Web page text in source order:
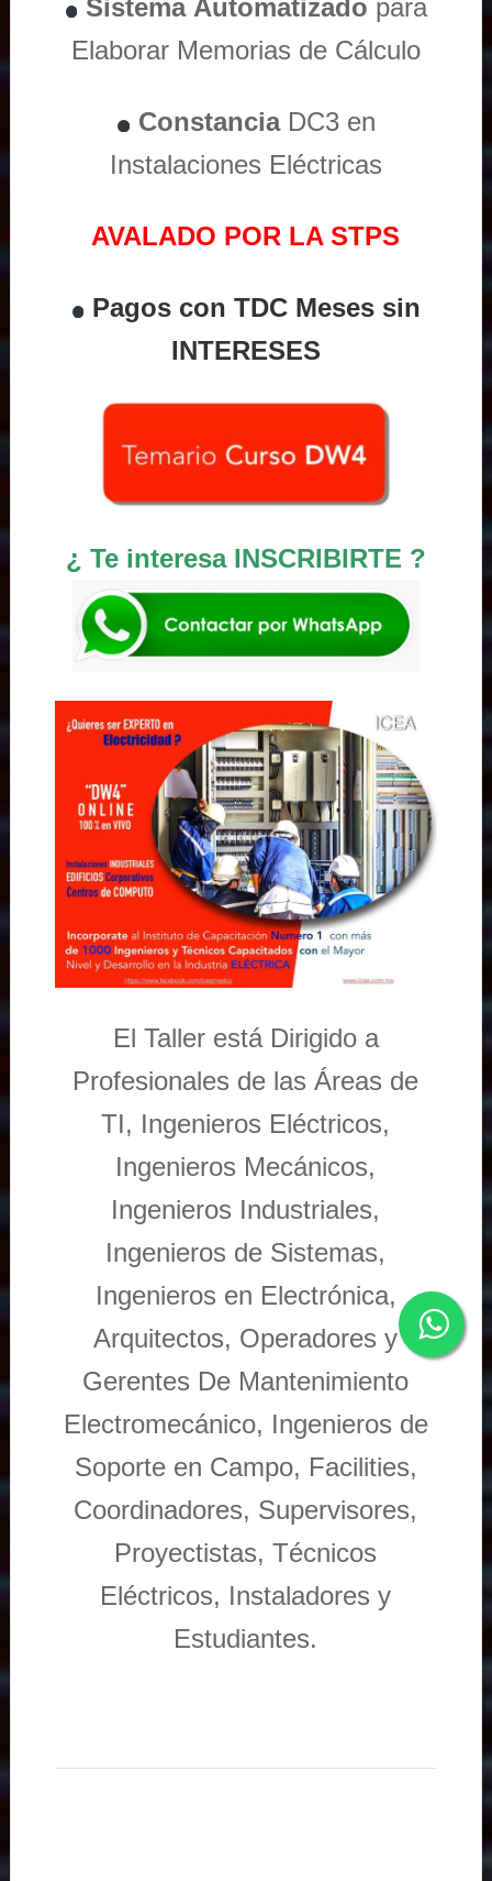
Sistema Automatizado para
Elaborar Memorias de Cálculo
ConstanciaDC3 en
Instalaciones Eléctricas
AVALADO POR LA STPS
Pagos con TDC Meses sin
INTERESES
¿ Te interesa INSCRIBIRTE ?
El Taller está Dirigido a
Profesionales de las Áreas de
TI, Ingenieros Eléctricos,
Ingenieros Mecánicos,
Ingenieros Industriales,
Ingenieros de Sistemas,
Ingenieros en Electrónica,
Arquitectos, Operadores y
Gerentes De Mantenimiento
Electromecánico, Ingenieros de
Soporte en Campo, Facilities,
Coordinadores, Supervisores,
Proyectistas, Técnicos
Eléctricos, Instaladores y
Estudiantes.